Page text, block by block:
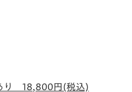
り 18,800円(税込)